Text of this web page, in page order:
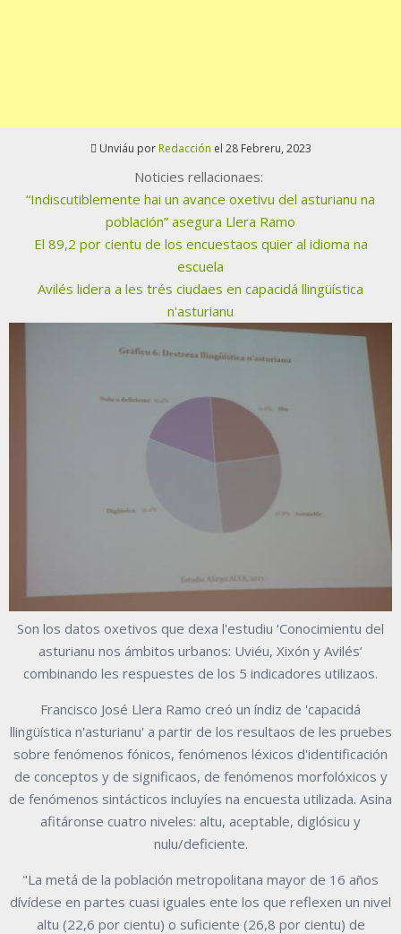
Unviáu por Redacción el 28 Febreru, 2023
Noticies rellacionaes:
“Indiscutiblemente hai un avance oxetivu del asturianu na
población” asegura Llera Ramo
El 89,2 por cientu de los encuestaos quier al idioma na
escuela
Avilés lidera a les trés ciudaes en capacidá llingüística
n'asturianu
Son los datos oxetivos que dexa l'estudiu ‘Conocimientu del
asturianu nos ámbitos urbanos: Uviéu, Xixón y Avilés’
combinando les respuestes de los 5 indicadores utilizaos.
Francisco José Llera Ramo creó un índiz de 'capacidá
llingüística n'asturianu' a partir de los resultaos de les pruebes
sobre fenómenos fónicos, fenómenos léxicos d'identificación
de conceptos y de significaos, de fenómenos morfolóxicos y
de fenómenos sintácticos incluyíes na encuesta utilizada. Asina
afitáronse cuatro niveles: altu, aceptable, diglósicu y
nulu/deficiente.
"La metá de la población metropolitana mayor de 16 años
dívídese en partes cuasi iguales ente los que reflexen un nivel
altu (22,6 por cientu) o suficiente (26,8 por cientu) de